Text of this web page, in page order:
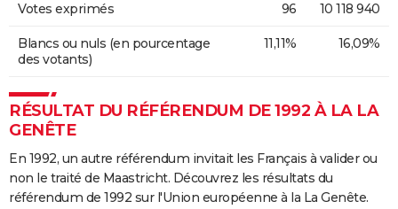
Votes exprimés 96 10 118 940
Blancs ou nuls (en pourcentage
des votants)
11,11% 16,09%
RÉSULTAT DU RÉFÉRENDUM DE 1992 À LA LA
GENÊTE
En 1992, un autre référendum invitait les Français à valider ou
non le traité de Maastricht. Découvrez les résultats du
référendum de 1992 sur l'Union européenne à la La Genête.